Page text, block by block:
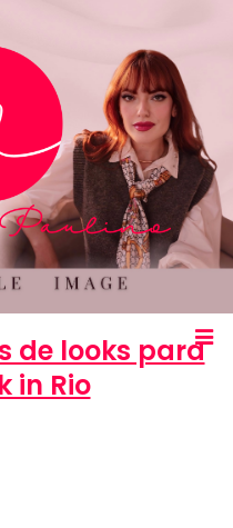
de looks para
in Rio